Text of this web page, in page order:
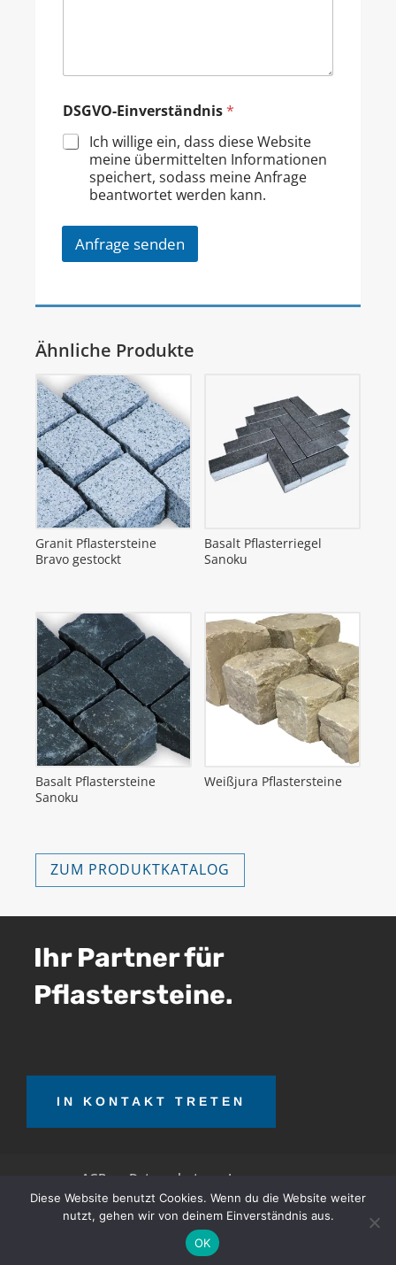
DSGVO-Einverständnis*
Ich willige ein, dass diese Website
meine übermittelten Informationen
speichert, sodass meine Anfrage
beantwortet werden kann.
Anfrage senden
Ähnliche Produkte
Granit Pflastersteine
Bravo gestockt
Basalt Pflasterriegel
Sanoku
Basalt Pflastersteine
Sanoku
Weißjura Pflastersteine
ZUM PRODUKTKATALOG
Ihr Partner für
Pflastersteine.
IN KONTAKT TRETEN
AGB Datenschutz Impressum
OTT Teerrecycling GmbH © 2026. Alle Rechte
vorbehalten.
Diese Website benutzt Cookies. Wenn du die Website weiter
nutzt, gehen wir von deinem Einverständnis aus.
OK